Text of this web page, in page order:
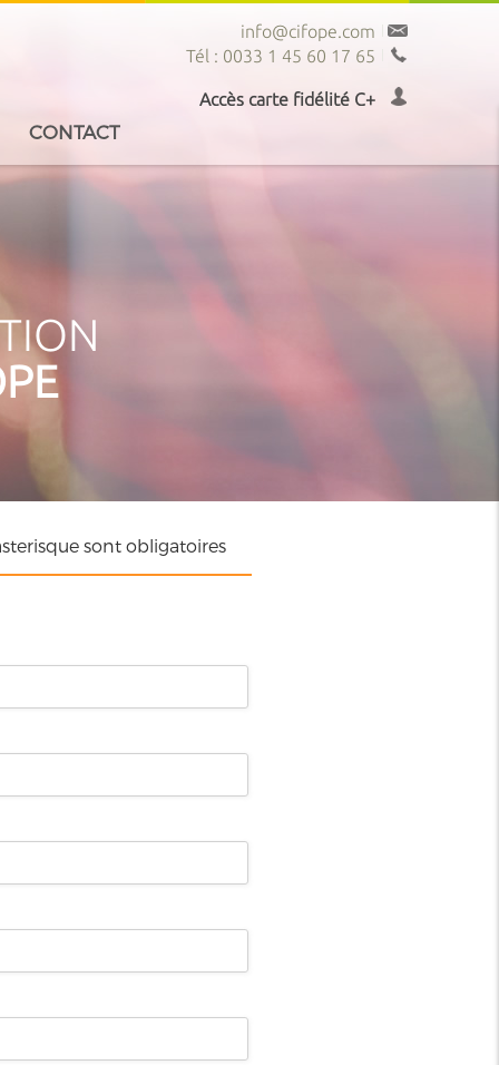
info@cifope.com
Tél : 0033 1 45 60 17 65
Accès carte fidélité C+
CONTACT
sont obligatoires